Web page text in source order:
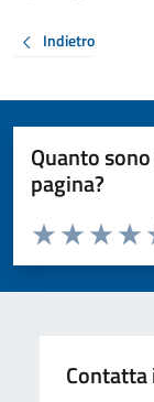
Indietro
Quanto
pagina?
Valuta da 1 a 5
Valuta
Valuta 2
Valuta 1 stelle